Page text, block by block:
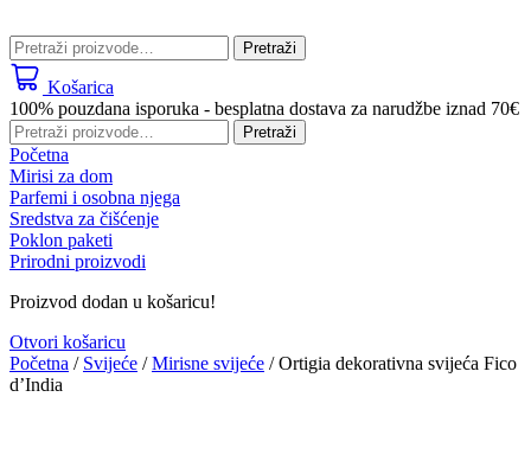
Pretraži: Pretraži
Košarica
100% pouzdana isporuka - besplatna dostava za narudžbe iznad 70€
Pretraži:
Pretraži
Početna
Mirisi za dom
Parfemi i osobna njega
Sredstva za čišćenje
Poklon paketi
Prirodni proizvodi
Proizvod dodan u košaricu!
Otvori košaricu
Početna / Svijeće /Mirisne svijeće / Ortigia dekorativna svijeća Fico
d’India